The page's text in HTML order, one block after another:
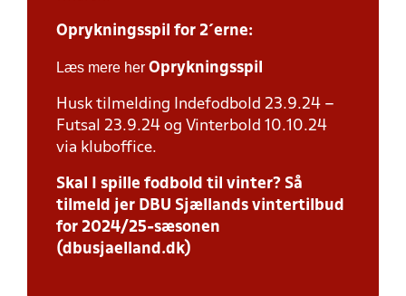
Oprykningsspil for 2´erne:
Læs mere her Oprykningsspil
Husk tilmelding Indefodbold 23.9.24 –
Futsal 23.9.24 og Vinterbold 10.10.24
via kluboffice.
Skal I spille fodbold til vinter? Så
tilmeld jer DBU Sjællands vintertilbud
for 2024/25-sæsonen
(dbusjaelland.dk)